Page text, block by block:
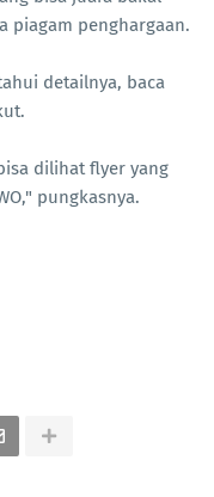
piagam penghargaan.
detailnya, baca
dilihat flyer yang
pungkasnya.